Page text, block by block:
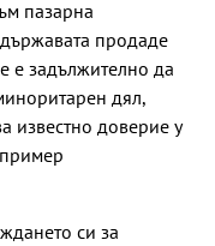
пазарна
продаде
е задължително да
дял,
известно доверие у
си за